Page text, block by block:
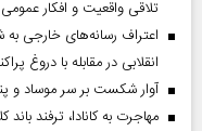
تلاقی واقعیت و افکار
اعتراف رسانه‌های خارجی
انقلابی در مقابله با دروغ
آوار شکست بر سر موساد و
مهاجرت به کانادا، ترفند باند